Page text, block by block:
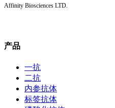
Affinity Biosciences LTD.
产品
一抗
二抗
内参抗体
标签抗体